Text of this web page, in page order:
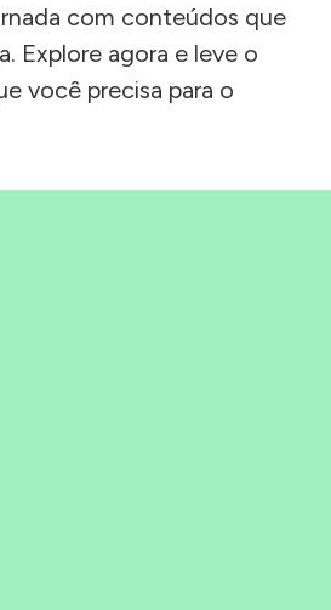
com conteúdos que
Explore agora e leve o
você precisa para o